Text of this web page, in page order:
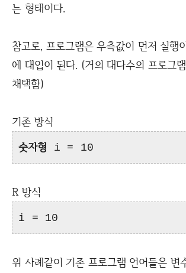
는 형태이다.
참고로, 프로그램은 우측값이 먼저 실행
에 대입이 된다. (거의 대다수의 프로그
채택함)
기존 방식
숫자형 i = 10
R 방식
i = 10
위 사례같이 기존 프로그램 언어들은 변